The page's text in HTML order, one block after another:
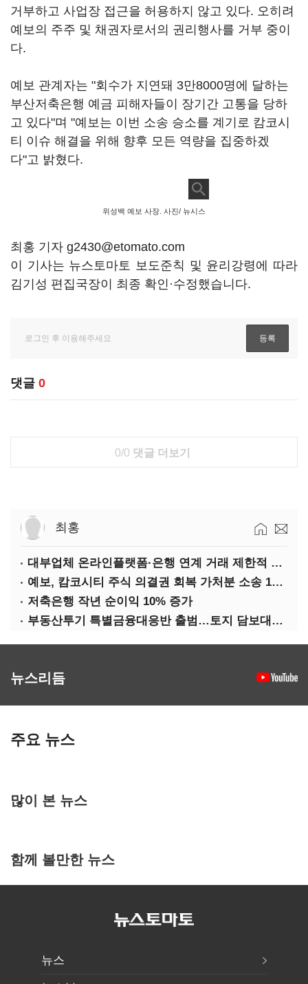
거부하고 사업장 접근을 허용하지 않고 있다. 오히려
예보의 주주 및 채권자로서의 권리행사를 거부 중이
다.
예보 관계자는 "회수가 지연돼 3만8000명에 달하는
부산저축은행 예금 피해자들이 장기간 고통을 당하
고 있다"며 "예보는 이번 소송 승소를 계기로 캄코시
티 이슈 해결을 위해 향후 모든 역량을 집중하겠
다"고 밝혔다.
위성백 예보 사장. 사진/ 뉴시스
최홍 기자 g2430@etomato.com
이 기사는 뉴스토마토 보도준칙 및 윤리강령에 따라
김기성 편집국장이 최종 확인·수정했습니다.
댓글 0
0/0 댓글 더보기
최홍
대부업체 온라인플랫폼·은행 연계 거래 제한적 허용
예보, 캄코시티 주식 의결권 회복 가처분 소송 1심 승소
저축은행 작년 순이익 10% 증가
부동산투기 특별금융대응반 출범…토지 담보대출 들여다본다
뉴스리듬
주요 뉴스
많이 본 뉴스
함께 볼만한 뉴스
뉴스